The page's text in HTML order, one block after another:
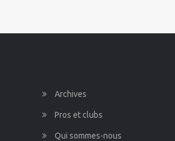
Archives
Pros et clubs
Qui sommes-nous